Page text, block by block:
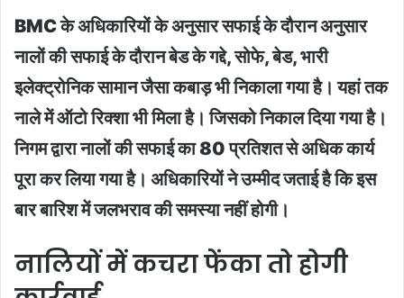
BMC के अधिकारियों के अनुसार सफाई के दौरान अनुसार
नालों की सफाई के दौरान बेड के गद्दे, सोफे, बेड, भारी
इलेक्ट्रोनिक सामान जैसा कबाड़ भी निकाला गया है। यहां तक
नाले में ऑटो रिक्शा भी मिला है। जिसको निकाल दिया गया है।
निगम द्वारा नालों की सफाई का 80 प्रतिशत से अधिक कार्य
पूरा कर लिया गया है। अधिकारियों ने उम्मीद जताई है कि इस
बार बारिश में जलभराव की समस्या नहीं होगी।
नालियों में कचरा फेंका तो होगी